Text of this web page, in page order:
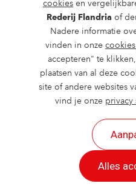
cookies en
Rederij Flandria of
Nadere informatie
vinden in onze
accepteren" te
plaatsen van al deze
site of andere websites
vind je onze privacy
Alles
Nieuws
Over ons
Route en bereikbaarheid
2026 ©
Alle rechten
| Privacy